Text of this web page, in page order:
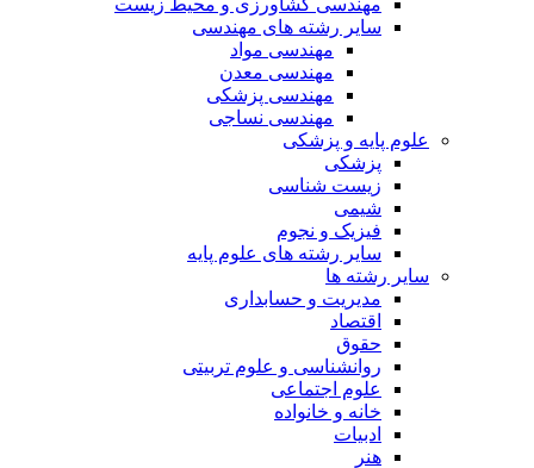
سایر رشته های مهندسی
مهندسی مواد
مهندسی معدن
مهندسی پزشکی
مهندسی نساجی
علوم پایه و پزشکی
پزشکی
زیست شناسی
شیمی
فیزیک و نجوم
سایر رشته های علوم پایه
سایر رشته ها
مدیریت و حسابداری
اقتصاد
حقوق
روانشناسی و علوم تربیتی
علوم اجتماعی
خانه و خانواده
ادبیات
هنر